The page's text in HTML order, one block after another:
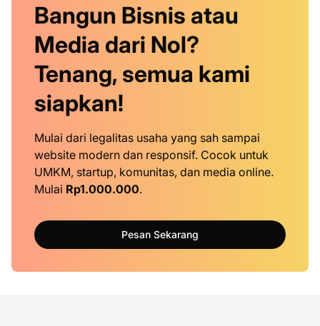
Bangun Bisnis atau
Media dari Nol?
Tenang, semua kami
siapkan!
Mulai dari legalitas usaha yang sah sampai
website modern dan responsif. Cocok untuk
UMKM, startup, komunitas, dan media online.
Mulai Rp1.000.000.
Pesan Sekarang